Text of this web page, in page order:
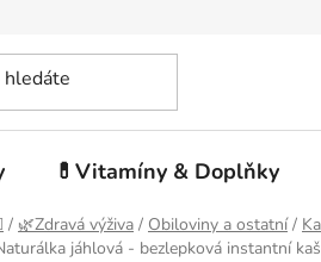
💊Vitamíny & Doplňky
Domů
/ 🌿Zdravá výživa / Obiloviny a ostatní /
jáhlová - bezlepková instantní